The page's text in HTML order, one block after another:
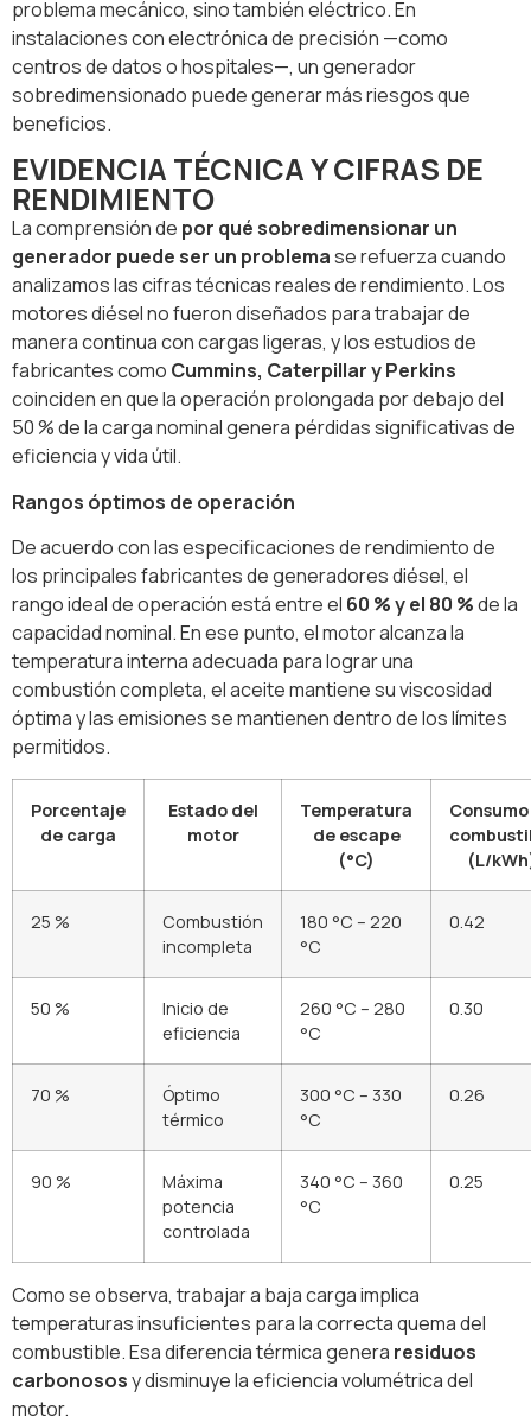
problema mecánico, sino también eléctrico. En
instalaciones con electrónica de precisión —como
centros de datos o hospitales—, un generador
sobredimensionado puede generar más riesgos que
beneficios.
EVIDENCIA TÉCNICA Y CIFRAS DE
RENDIMIENTO
La comprensión de por qué sobredimensionar un
generador puede ser un problemase refuerza cuando
analizamos las cifras técnicas reales de rendimiento. Los
motores diésel no fueron diseñados para trabajar de
manera continua con cargas ligeras, y los estudios de
fabricantes como Cummins, Caterpillar y Perkins
coinciden en que la operación prolongada por debajo del
50 % de la carga nominal genera pérdidas significativas de
eficiencia y vida útil.
Rangos óptimos de operación
De acuerdo con las especificaciones de rendimiento de
los principales fabricantes de generadores diésel, el
rango ideal de operación está entre el 60 % y el 80 %de la
capacidad nominal. En ese punto, el motor alcanza la
temperatura interna adecuada para lograr una
combustión completa, el aceite mantiene su viscosidad
óptima y las emisiones se mantienen dentro de los límites
permitidos.
Porcentaje
de carga
Estado del
motor
Temperatura
de escape
(°C)
(L/
25 %
Combustión
incompleta
180 °C – 220
°C
0.42
50 %
Inicio de
eficiencia
260 °C – 280
°C
0.30
70 %
Óptimo
térmico
300 °C – 330
°C
0.26
90 %
Máxima
potencia
controlada
340 °C – 360
°C
0.25
Como se observa, trabajar a baja carga implica
temperaturas insuficientes para la correcta quema del
combustible. Esa diferencia térmica genera residuos
carbonososy disminuye la eficiencia volumétrica del
motor.